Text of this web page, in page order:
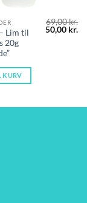
Lim til
20g
69,00kr.
Den
50,00 kr.
KURV